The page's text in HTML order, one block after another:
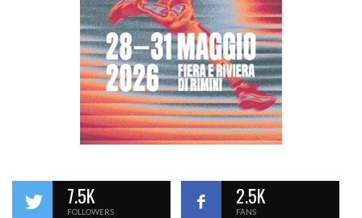
7.5K
FOLLOWERS
2.5K
FANS